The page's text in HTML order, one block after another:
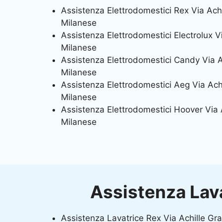
Assistenza Elettrodomestici Rex Via
Milanese
Assistenza Elettrodomestici Electrolux
Milanese
Assistenza Elettrodomestici Candy Via
Milanese
Assistenza Elettrodomestici Aeg Via
Milanese
Assistenza Elettrodomestici Hoover Via
Milanese
Assistenza
Assistenza Lavatrice Rex Via Achille